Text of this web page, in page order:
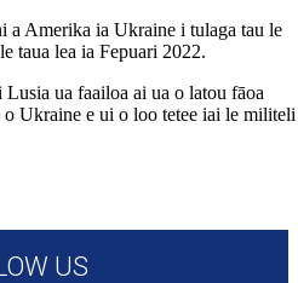
a Amerika ia Ukraine i tulaga tau le
taua lea ia Fepuari 2022.
ua faailoa ai ua o latou fāoa
o Ukraine e ui o loo tetee iai le militeli
US